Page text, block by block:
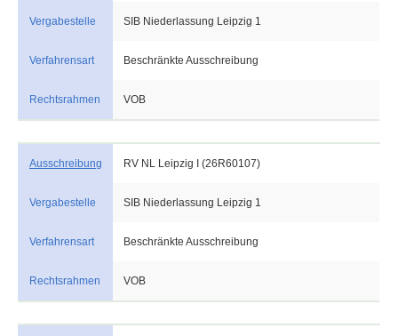
Vergabestelle SIB Niederlassung Leipzig 1
Verfahrensart Beschränkte Ausschreibung
Rechtsrahmen VOB
Ausschreibung RV NL Leipzig I (26R60107)
Vergabestelle SIB Niederlassung Leipzig 1
Verfahrensart Beschränkte Ausschreibung
Rechtsrahmen VOB